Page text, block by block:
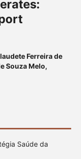
Ferreira de
Souza Melo,
Saúde da